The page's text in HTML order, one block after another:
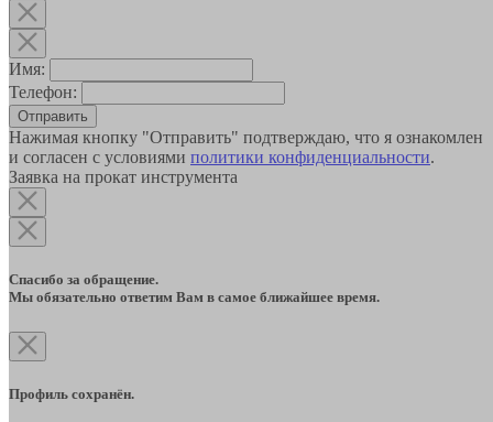
Имя:
Телефон:
Отправить
Нажимая кнопку "Отправить" подтверждаю, что я ознакомлен
и согласен с условиями политики конфиденциальности.
Заявка на прокат инструмента
Спасибо за обращение.
Мы обязательно ответим Вам в самое ближайшее время.
Профиль сохранён.